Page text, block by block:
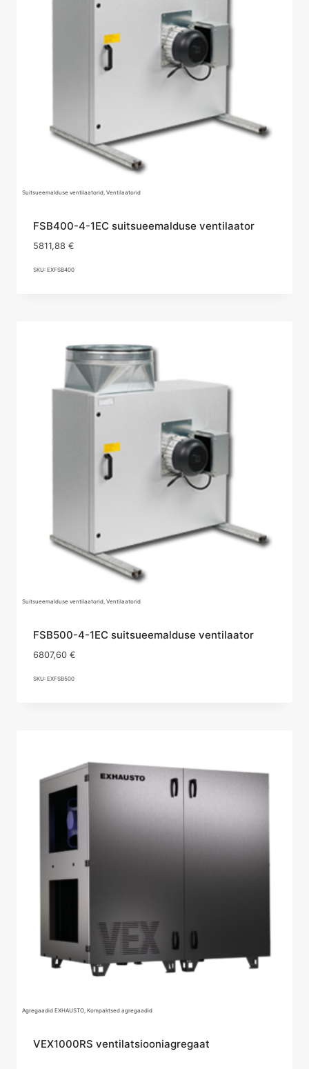
Suitsueemalduse ventilaatorid, Ventilaatorid
FSB400-4-1EC suitsueemalduse ventilaator
5811,88 €
SKU: EXFSB400
Suitsueemalduse ventilaatorid, Ventilaatorid
FSB500-4-1EC suitsueemalduse ventilaator
6807,60 €
SKU: EXFSB500
Agregaadid EXHAUSTO, Kompaktsed agregaadid
VEX1000RS ventilatsiooniagregaat